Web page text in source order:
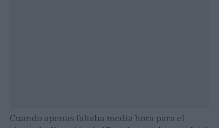
Cuando apenas faltaba media hora para el